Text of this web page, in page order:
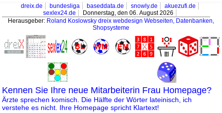
dreix.de bundesliga baseddata.de snowly.de
akuezufi.de
sexlex24.de
Donnerstag, den 06. August 2026
Herausgeber: Roland Koslowsky dreix webdesign Webseiten, Datenbanken,
Shopsysteme
Kennen Sie Ihre neue Mitarbeiterin Frau Homepage?
Ärzte sprechen komisch. Die Hälfte der Wörter lateinisch, ich
verstehe es nicht. Ihre Homepage spricht Klartext!